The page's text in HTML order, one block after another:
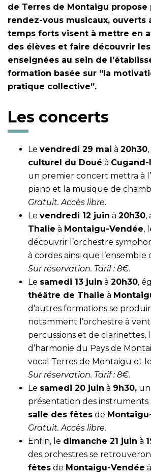
de Terres de Montaigu propose
rendez-vous musicaux, ouverts
temps forts visent à mettre en
des élèves et faire découvrir
enseignées au sein de
formation basée sur “la
pratique collective”.
Les concerts
Le vendredi 29 mai à 20h30
culturel du Doué à
un premier concert mettra à
piano et la musique de
Gratuit. Accès libre.
Le vendredi 12 juin à 20h30,
Thalie à Montaigu-Vendée,
découvrir l’orchestre
à cordes ainsi que l’ensemble
Sur réservation. Tarif : 8€.
Le samedi 13 juin à 20h30,
théâtre de Thalie à
d’autres formations se
notamment l’orchestre à
percussions et de clarinettes,
d’harmonie du Pays de
vocal Terres de Montaigu et
Sur réservation. Tarif : 8€.
Le samedi 20 juin à 9h30,
présentation des instruments
salle des fêtes de
Gratuit. Accès libre.
Enfin, le dimanche 21 juin à
des orchestres se
fêtes de Montaigu-Vendée